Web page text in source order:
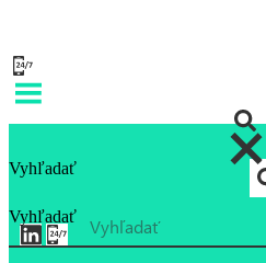
Vyhľadať
Vyhľadať